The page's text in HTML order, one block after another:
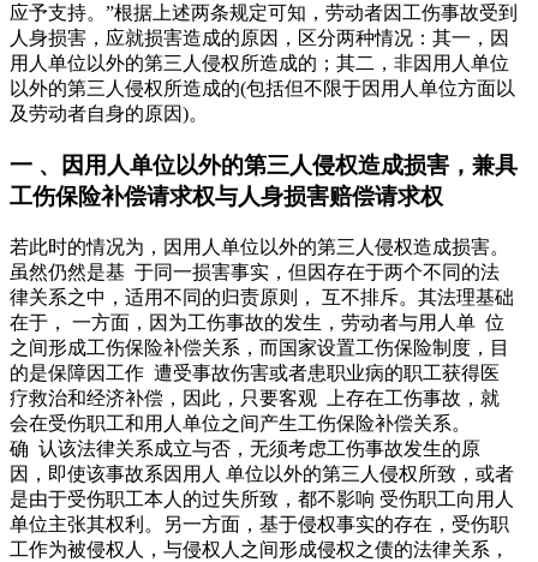
应予支持。”根据上述两条规定可知，劳动者因工伤事故受到
人身损害，应就损害造成的原因，区分两种情况：其一，因
用人单位以外的第三人侵权所造成的；其二，非因用人单位
以外的第三人侵权所造成的(包括但不限于因用人单位方面以
及劳动者自身的原因)。
一 、因用人单位以外的第三人侵权造成损害，兼具
工伤保险补偿请求权与人身损害赔偿请求权
若此时的情况为，因用人单位以外的第三人侵权造成损害。
虽然仍然是基 于同一损害事实，但因存在于两个不同的法
律关系之中，适用不同的归责原则， 互不排斥。其法理基础
在于， 一方面，因为工伤事故的发生，劳动者与用人单 位
之间形成工伤保险补偿关系，而国家设置工伤保险制度，目
的是保障因工作 遭受事故伤害或者患职业病的职工获得医
疗救治和经济补偿，因此，只要客观 上存在工伤事故，就
会在受伤职工和用人单位之间产生工伤保险补偿关系。
确 认该法律关系成立与否，无须考虑工伤事故发生的原
因，即使该事故系因用人 单位以外的第三人侵权所致，或者
是由于受伤职工本人的过失所致，都不影响 受伤职工向用人
单位主张其权利。另一方面，基于侵权事实的存在，受伤职
工作为被侵权人，与侵权人之间形成侵权之债的法律关系，